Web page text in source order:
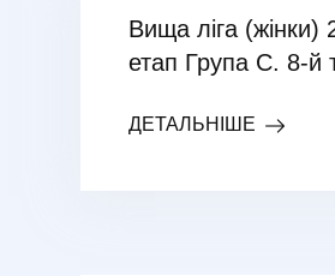
Вища ліга (жінки)
етап Група С. 8-й
ДЕТАЛЬНІШЕ